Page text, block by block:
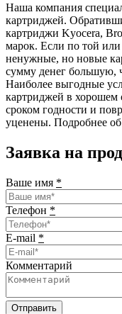
Наша компания
картриджей.
картриджи Kyocera,
марок. Если по той
ненужные, но новые
сумму денег большую,
Наиболее выгодные
картриджей в хорошем
сроком годности и
уценены. Подробнее
Заявка на
Ваше имя *
Телефон *
E-mail *
Комментарий
Отправить